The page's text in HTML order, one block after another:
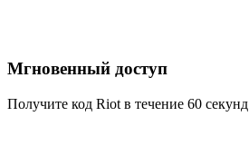
Мгновенный доступ
Получите код Riot в течение 60 секунд